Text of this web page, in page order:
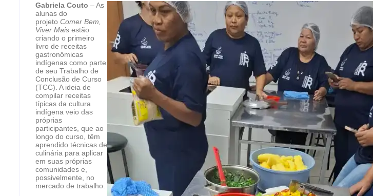
Gabriela Couto – As
alunas do
projeto Comer Bem,
Viver Mais estão
criando o primeiro
livro de receitas
gastronômicas
indígenas como parte
de seu Trabalho de
Conclusão de Curso
(TCC). A ideia de
compilar receitas
típicas da cultura
indígena veio das
próprias
participantes, que ao
longo do curso, têm
aprendido técnicas de
culinária para aplicar
em suas próprias
comunidades e,
possivelmente, no
mercado de trabalho.